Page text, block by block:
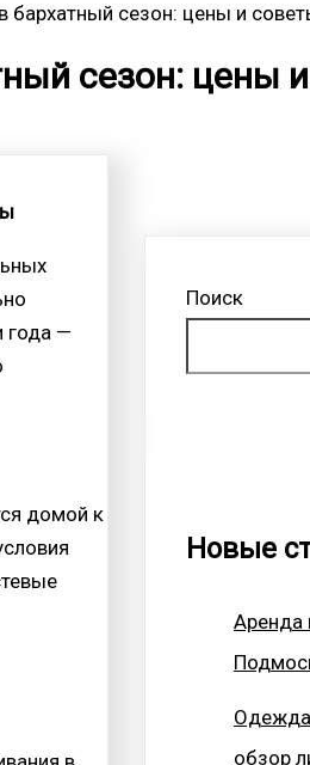
сезон: цены и
сезон: цены
года —
домой к
Поиск
Новые
Аренда
Одежда
обзор